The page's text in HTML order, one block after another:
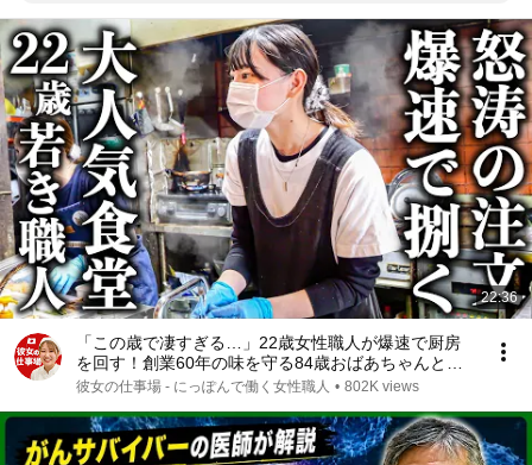
22:36
「この歳で凄すぎる…」22歳女性職人が爆速で厨房
を回す！創業60年の味を守る84歳おばあちゃんと絶
品とり天
彼女の仕事場 - にっぽんで働く女性職人 • 802K views